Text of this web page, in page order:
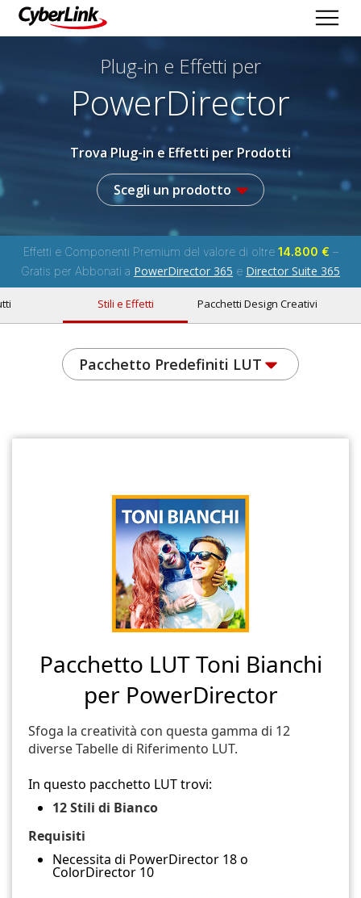
Plug-in e Effetti per
PowerDirector
Trova Plug-in e Effetti per Prodotti
Scegli un prodotto
Effetti e Componenti Premium del valore di oltre 14.800 € –
Gratis per Abbonati a PowerDirector 365 e Director Suite 365
Stili e Effetti Pacchetti Design Creativi
Pacchetto Predefiniti LUT
Pacchetto LUT Toni Bianchi
per PowerDirector
Sfoga la creatività con questa gamma di 12
diverse Tabelle di Riferimento LUT.
In questo pacchetto LUT trovi:
12 Stili di Bianco
Requisiti
Necessita di PowerDirector 18 o
ColorDirector 10